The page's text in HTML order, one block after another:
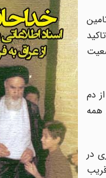
دم
همه
در
بیش از 90 درصد بودجه قریب